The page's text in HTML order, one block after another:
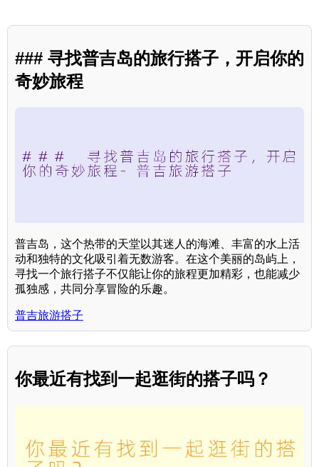
### 寻找普吉岛的旅行搭子，开启你的
奇妙旅程
普吉岛，这个热带的天堂以其迷人的海滩、丰富的水上活
动和独特的文化吸引着无数游客。在这个美丽的岛屿上，
寻找一个旅行搭子不仅能让你的旅程更加精彩，也能减少
孤独感，共同分享冒险的乐趣。
普吉旅游搭子
你最近有找到一起逛街的搭子吗？